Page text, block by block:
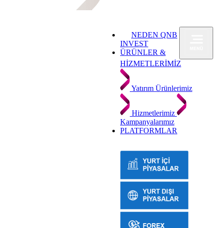
NEDEN QNB
INVEST
ÜRÜNLER &
HİZMETLERİMİZ
Yatırım Ürünlerimiz
Hizmetlerimiz
Kampanyalarımız
PLATFORMLAR